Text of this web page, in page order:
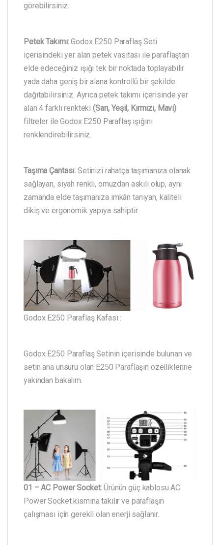
görebilirsiniz.
Petek Takımı:Godox E250 Paraflaş Seti
içerisindeki yer alan petek vasıtası ile paraflaştan
elde edeceğiniz ışığı tek bir noktada toplayabilir
yada daha geniş bir alana kontrollü bir şekilde
dağıtabilirsiniz. Ayrıca petek takımı içerisinde yer
alan 4 farklı renkteki (Sarı, Yeşil, Kırmızı, Mavi)
filtreler ile Godox E250 Paraflaş ışığını
renklendirebilirsiniz.
Taşıma Çantası: Setinizi rahatça taşımanıza olanak
sağlayan, siyah renkli, omuzdan askılı olup, aynı
zamanda elde taşımanıza imkân tanıyan, kaliteli
dikiş ve ergonomik yapıya sahiptir.
Godox E250 Paraflaş Kafası :
Godox E250 Paraflaş Setinin içerisinde bulunan ve
setin ana unsuru olan E250 Paraflaşın özelliklerine
yakından bakalım.
01 – AC Power Socket:Ürünün güç kablosu AC
Power Socket kısmına takılır ve paraflaşın
çalışması için gerekli olan enerji sağlanır.